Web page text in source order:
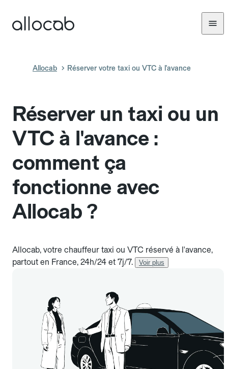
Allocab Réserver votre taxi ou VTC à l'avance
Réserver un taxi ou un
VTC à l'avance :
comment ça
fonctionne avec
Allocab ?
Allocab, votre chauffeur taxi ou VTC réservé à l'avance,
partout en France, 24h/24 et 7j/7.
Voir plus